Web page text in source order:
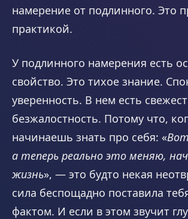
намерение от подлинного. Это
практикой.
У подлинного намерения есть
свойство. Это тихое знание.
уверенность. В нем есть
безжалостность. Потому что,
начинаешь знать про себя: «
а теперь реально это меняю,
жизнь», — это будто некая
сила беспощадно поставила
фактом. И если в этом звучит